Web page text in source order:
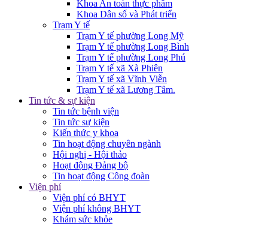
Khoa An toàn thực phẩm
Khoa Dân số và Phát triển
Trạm Y tế
Trạm Y tế phường Long Mỹ
Trạm Y tế phường Long Bình
Trạm Y tế phường Long Phú
Trạm Y tế xã Xà Phiên
Trạm Y tế xã Vĩnh Viễn
Trạm Y tế xã Lương Tâm.
Tin tức & sự kiện
Tin tức bệnh viện
Tin tức sự kiện
Kiến thức y khoa
Tin hoạt động chuyên ngành
Hội nghị - Hội thảo
Hoạt động Đảng bộ
Tin hoạt động Công đoàn
Viện phí
Viện phí có BHYT
Viện phí không BHYT
Khám sức khỏe